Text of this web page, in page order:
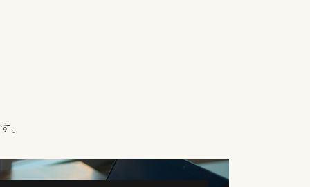
。